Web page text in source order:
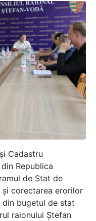
Cadastru
Republica
de Stat de
corectarea erorilor
bugetul de stat
raionului Ștefan